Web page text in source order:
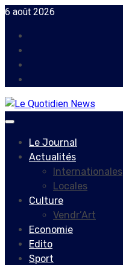
Skip
content
6 août 2026
Primary
Le Journal
Actualités
Internationales
Locales
Culture
Vendr’Art
Economie
Edito
Sport